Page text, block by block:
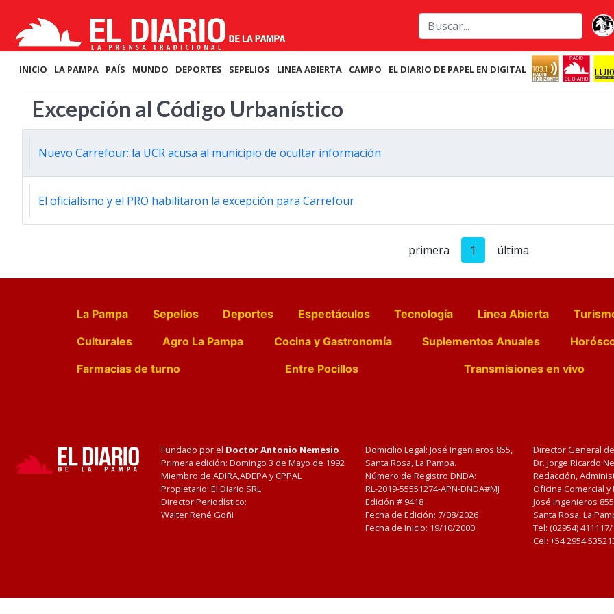
INICIO LA PAMPA PAÍS MUNDO DEPORTES SEPELIOS LINEA ABIERTA CAMPO EL DIARIO DE PAPEL EN DIGITAL
Excepción al Código Urbanístico
Nuevo Carrefour: la UCR acusa al municipio de ocultar información
El oficialismo y el PRO habilitaron la excepción para Carrefour
primera 1 última
La Pampa Sepelios Deportes Espectáculos Tecnología Linea Abierta
Culturales
Agro La Pampa Cocina y Gastronomía Suplementos Anuales
Farmacias de turno
Entre Pocillos Transmisiones en vivo
Fundado por el Doctor Antonio Nemesio
Primera edición: Domingo 3 de Mayo de 1992
Miembro de ADIRA,ADEPA y CPPAL
Propietario: El Diario SRL
Director Periodístico:
Walter René Goñi
Domicilio Legal: José Ingenieros 855,
Santa Rosa, La Pampa.
Número de Registro DNDA:
RL-2019-55551274-APN-DNDA#MJ
Edición # 9418
Fecha de Edición: 7/08/2026
Fecha de Inicio: 19/10/2000
Director General
Dr. Jorge Ricardo
Redacción,
Oficina Comercial
José Ingenieros
Santa Rosa, La
Tel: (02954)
Cel: +54 2954